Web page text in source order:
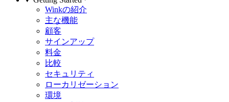
Winkの紹介
主な機能
顧客
サインアップ
料金
比較
セキュリティ
ローカリゼーション
環境